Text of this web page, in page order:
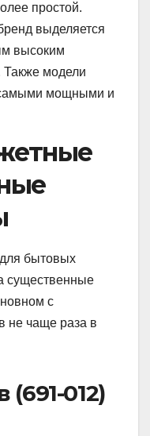
простой.
выделяется
высоким
Также модели
самыми мощными и
бытовых
существенные
с
не чаще раза в
012)